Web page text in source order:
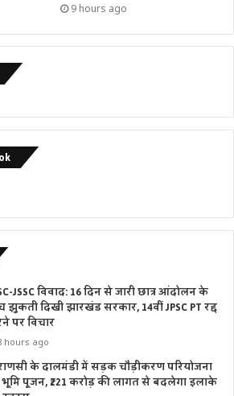
9 hours ago
JSSC विवाद: 16 दिन से जारी छात्र आंदोलन के
झुकती दिखी झारखंड सरकार, 14वीं JPSC PT रद्द
पर विचार
hours ago
के दालमंडी में सड़क चौड़ीकरण परियोजना
पूजन, ₹221 करोड़ की लागत से बदलेगा इलाके